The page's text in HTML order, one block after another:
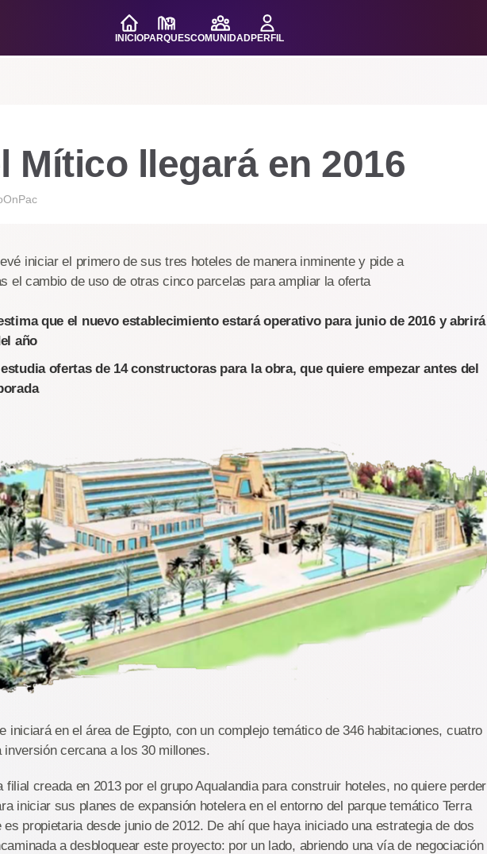
INICIOPARQUESCOMUNIDADPERFIL
Mítico llegará en 2016
iniciar el primero de sus tres hoteles de manera inminente y pide a
el cambio de uso de otras cinco parcelas para ampliar la oferta
que el nuevo establecimiento estará operativo para junio de 2016 y abrirá
año
ofertas de 14 constructoras para la obra, que quiere empezar antes del
iniciará en el área de Egipto, con un complejo temático de 346 habitaciones, cuatro
inversión cercana a los 30 millones.
filial creada en 2013 por el grupo Aqualandia para construir hoteles, no quiere perder
iniciar sus planes de expansión hotelera en el entorno del parque temático Terra
propietaria desde junio de 2012. De ahí que haya iniciado una estrategia de dos
a desbloquear este proyecto: por un lado, abriendo una vía de negociación